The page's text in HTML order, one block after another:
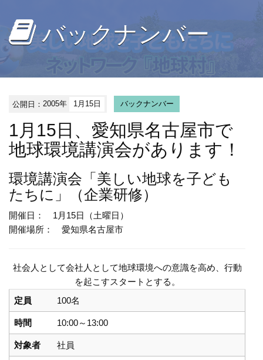
バックナンバー
公開日：2005年 1月15日 バックナンバー
1月15日、愛知県名古屋市で
地球環境講演会があります！
環境講演会 「美しい地球を子ども
たちに」（企業研修）
開催日： 1月15日（土曜日）
開催場所： 愛知県名古屋市
社会人として会社人として地球環境への意識を高め、行動
を起こすスタートとする。
定員
100名
時間 10:00～13:00
対象者 社員